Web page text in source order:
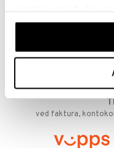
våra cookies vidFRI
Hos Shopping4net
Order lagt før
ved faktura,